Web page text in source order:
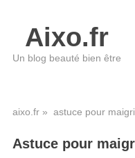
Aixo.fr
Un blog beauté bien être
aixo.fr» astuce pour
Astuce pour